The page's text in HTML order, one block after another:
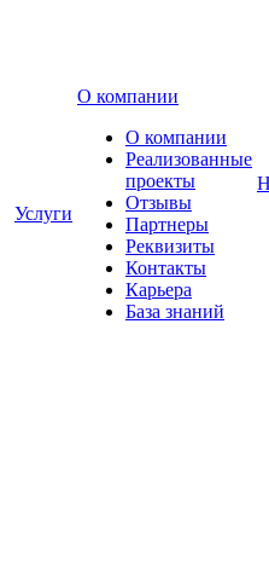
Услуги
О компании
О компании
Реализованные
проекты
Отзывы
Партнеры
Реквизиты
Контакты
Карьера
База знаний